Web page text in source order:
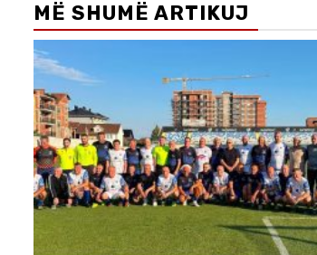
MË SHUMË ARTIKUJ